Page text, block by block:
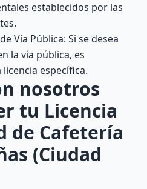
establecidos por las
Vía Pública: Si se desea
la vía pública, es
específica.
nosotros
tu Licencia
de Cafetería
(Ciudad